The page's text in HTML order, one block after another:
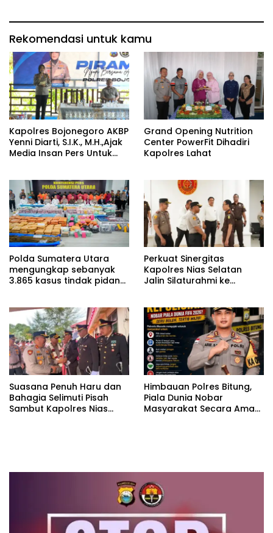
Rekomendasi untuk kamu
Kapolres Bojonegoro AKBP
Yenni Diarti, S.I.K., M.H.,Ajak
Media Insan Pers Untuk
Grand Opening Nutrition
Center PowerFit Dihadiri
Kapolres Lahat
Polda Sumatera Utara
mengungkap sebanyak
3.865 kasus tindak pidana
Perkuat Sinergitas
Kapolres Nias Selatan
Jalin Silaturahmi ke
Stabilitas Daerah
Suasana Penuh Haru dan
Bahagia Selimuti Pisah
Sambut Kapolres Nias
Himbauan Polres Bitung,
Piala Dunia Nobar
Masyarakat Secara Aman